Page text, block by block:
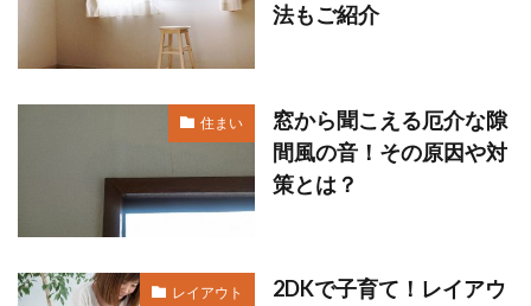
法もご紹介
住まい
窓から聞こえる厄介な隙
間風の音！その原因や対
策とは？
レイアウト
2DKで子育て！レイアウ